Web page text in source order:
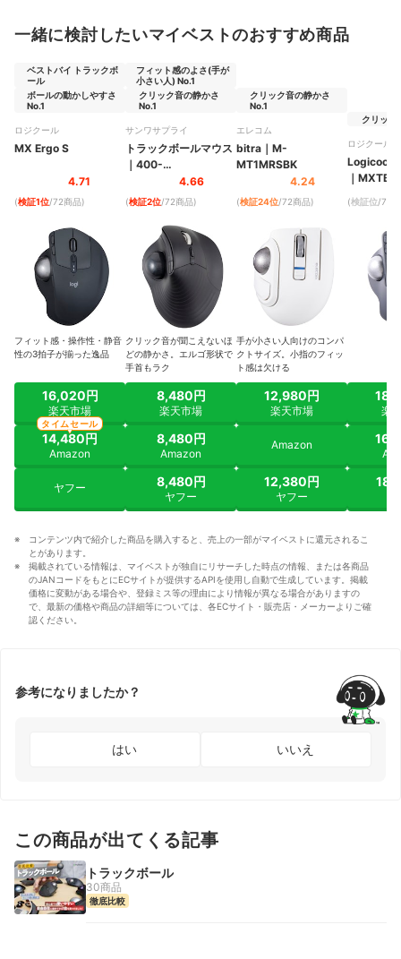
一緒に検討したいマイベストのおすすめ商品
ベストバイ トラックボ
ール
ボールの動かしやすさ
No.1
ロジクール
MX Ergo S
4.71
(検証1位/72商品)
フィット感・操作性・静音
性の3拍子が揃った逸品
16,020円
楽天市場
14,480円
Amazon
タイムセール
ヤフー
フィット感のよさ(手が
小さい人) No.1
クリック音の静かさ
No.1
サンワサプライ
トラックボールマウス
｜ 400-
MAWBTB230BK
4.66
(検証2位/72商品)
クリック音が聞こえないほ
どの静かさ。エルゴ形状で
手首もラク
8,480円
楽天市場
8,480円
Amazon
8,480円
ヤフー
クリック音の静かさ
No.1
エレコム
bitra ｜ M-
MT1MRSBK
4.24
(検証24位/72商品)
手が小さい人向けのコンパ
クトサイズ。小指のフィッ
ト感は欠ける
12,980円
楽天市場
Amazon
12,380円
ヤフー
クリック
ロジクール
Logicool
｜ MXTB1s
(検証位/72
楽
コンテンツ内で紹介した商品を購入すると、売上の一部がマイベストに還元されるこ
とがあります。
掲載されている情報は、マイベストが独自にリサーチした時点の情報、または各商品
のJANコードをもとにECサイトが提供するAPIを使用し自動で生成しています。掲載
価格に変動がある場合や、登録ミス等の理由により情報が異なる場合がありますの
で、最新の価格や商品の詳細等については、各ECサイト・販売店・メーカーよりご確
認ください。
参考になりましたか？
はい いいえ
この商品が出てくる記事
トラックボール
30商品
徹底比較